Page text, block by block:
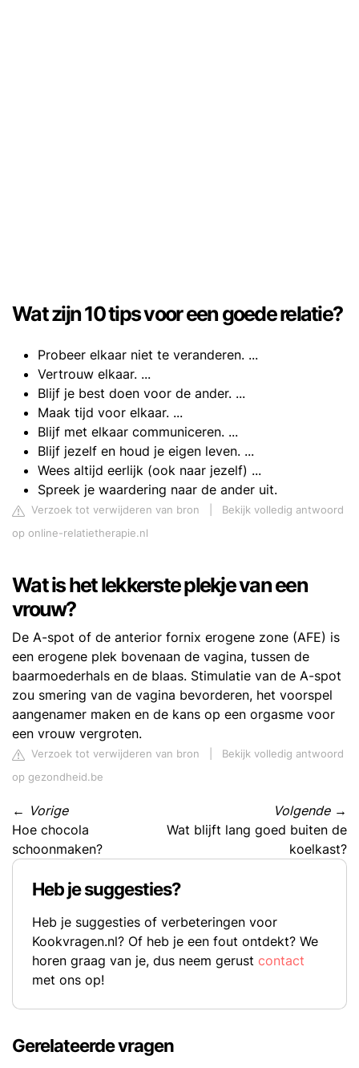
Wat zijn 10 tips voor een goede relatie?
Probeer elkaar niet te veranderen. ...
Vertrouw elkaar. ...
Blijf je best doen voor de ander. ...
Maak tijd voor elkaar. ...
Blijf met elkaar communiceren. ...
Blijf jezelf en houd je eigen leven. ...
Wees altijd eerlijk (ook naar jezelf) ...
Spreek je waardering naar de ander uit.
Verzoek tot verwijderen van bron
Bekijk volledig antwoord
op online-relatietherapie.nl
Wat is het lekkerste plekje van een
vrouw?
De A-spot of de anterior fornix erogene zone (AFE) is
een erogene plek bovenaan de vagina, tussen de
baarmoederhals en de blaas. Stimulatie van de A-spot
zou smering van de vagina bevorderen, het voorspel
aangenamer maken en de kans op een orgasme voor
een vrouw vergroten.
Verzoek tot verwijderen van bron
Bekijk volledig antwoord
op gezondheid.be
← Vorige
Hoe chocola
schoonmaken?
Volgende→
Wat blijft lang goed buiten de
koelkast?
Heb je suggesties?
Heb je suggesties of verbeteringen voor
Kookvragen.nl? Of heb je een fout ontdekt? We
horen graag van je, dus neem gerust contact
met ons op!
Gerelateerde vragen